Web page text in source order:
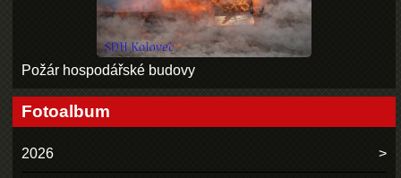
Požár hospodářské budovy
Fotoalbum
2026